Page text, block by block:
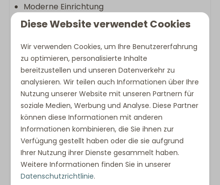
Moderne Einrichtung
Außendusche
Hinweis:
Kein Parkplatz an der Villa, nur Be- und
Entladen möglich.
Die Villa verfügt über einen Pelletofen, dieser
darf jedoch während Ihres Aufenthalts nicht
genutzt werden.
Beach Resort Punt West bietet die perfekte
Balance zwischen Luxus, Natur und Ruhe.
Genießen Sie Sonne, Meer und entspannte
Atmosphäre und sind dabei dennoch nah am
Diese Website verwendet Cookies
Wir verwenden Cookies, um Ihre Benutzererfahrung
zu optimieren, personalisierte Inhalte
bereitzustellen und unseren Datenverkehr zu
analysieren. Wir teilen auch Informationen über Ihre
Nutzung unserer Website mit unseren Partnern für
soziale Medien, Werbung und Analyse. Diese Partner
können diese Informationen mit anderen
Informationen kombinieren, die Sie ihnen zur
Verfügung gestellt haben oder die sie aufgrund
Ihrer Nutzung ihrer Dienste gesammelt haben.
Weitere Informationen finden Sie in unserer
Datenschutzrichtlinie.